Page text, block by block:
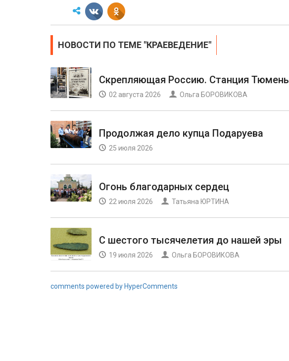
НОВОСТИ ПО ТЕМЕ "КРАЕВЕДЕНИЕ"
Скрепляющая Россию. Станция Тюмень
02 августа 2026 Ольга БОРОВИКОВА
Продолжая дело купца Подаруева
25 июля 2026
Огонь благодарных сердец
22 июля 2026 Татьяна ЮРТИНА
С шестого тысячелетия до нашей эры
19 июля 2026 Ольга БОРОВИКОВА
comments powered by HyperComments